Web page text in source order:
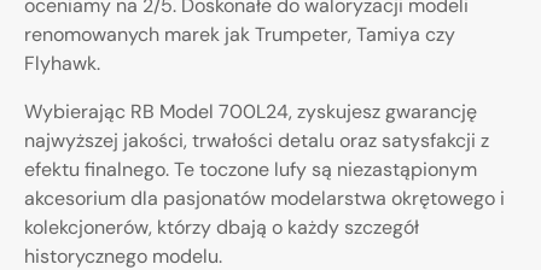
oceniamy na 2/5. Doskonałe do waloryzacji modeli
renomowanych marek jak Trumpeter, Tamiya czy
Flyhawk.
Wybierając RB Model 700L24, zyskujesz gwarancję
najwyższej jakości, trwałości detalu oraz satysfakcji z
efektu finalnego. Te toczone lufy są niezastąpionym
akcesorium dla pasjonatów modelarstwa okrętowego i
kolekcjonerów, którzy dbają o każdy szczegół
historycznego modelu.